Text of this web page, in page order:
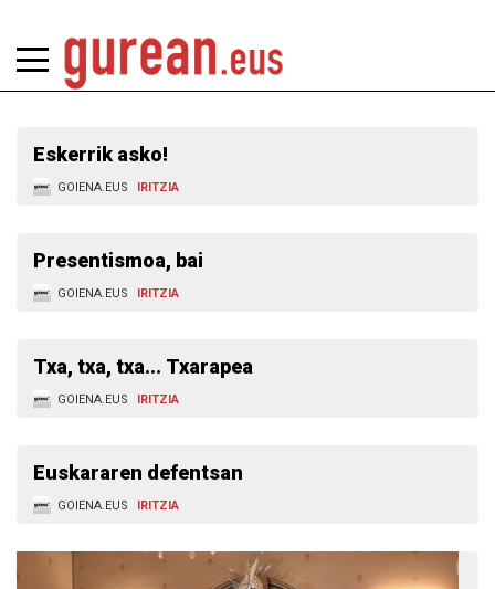
Eskerrik asko!
GOIENA.EUS IRITZIA
Presentismoa, bai
GOIENA.EUS IRITZIA
Txa, txa, txa... Txarapea
GOIENA.EUS IRITZIA
Euskararen defentsan
GOIENA.EUS IRITZIA